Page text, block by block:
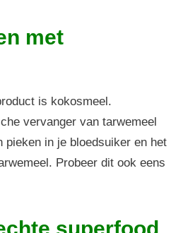
met
is kokosmeel.
vervanger van tarwemeel
pieken in je bloedsuiker en het
Probeer dit ook eens